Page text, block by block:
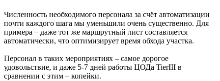
Численность необходимого персонала за счёт автоматизации
почти каждого шага мы уменьшили очень существенно. Для
примера – даже тот же маршрутный лист составляется
автоматически, что оптимизирует время обхода участка.
Персонал в таких мероприятиях – самое дорогое
удовольствие, и даже 5-7 дней работы ЦОДа TierIII в
сравнении с этим – копейки.